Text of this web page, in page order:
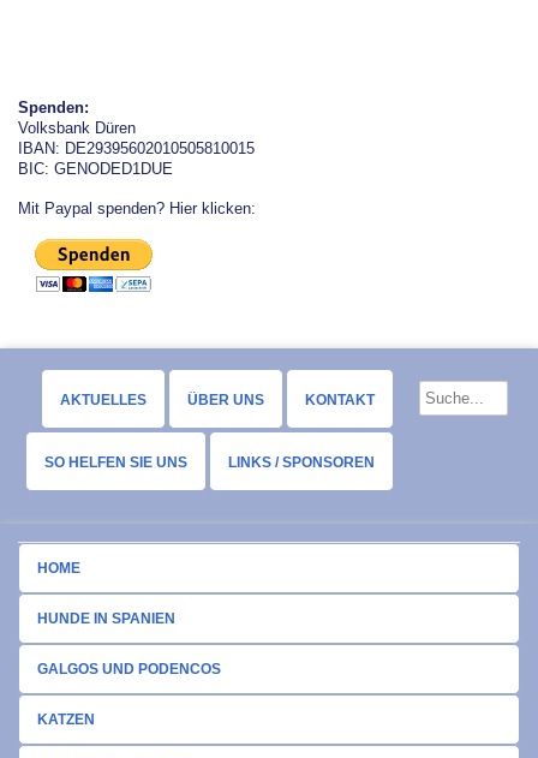
Spenden:
Volksbank Düren
IBAN: DE29395602010505810015
BIC: GENODED1DUE
Mit Paypal spenden? Hier klicken:
AKTUELLES ÜBER UNS KONTAKT
SO HELFEN SIE UNS LINKS / SPONSOREN
HOME
HUNDE IN SPANIEN
GALGOS UND PODENCOS
KATZEN